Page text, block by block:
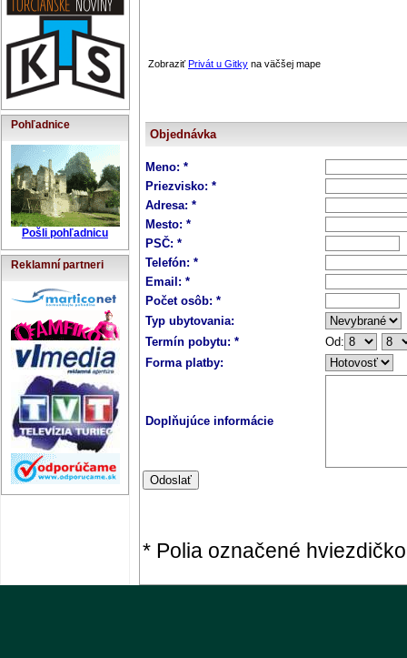
Pohľadnice
Pošli pohľadnicu
Reklamní partneri
ZobraziťPrivát u Gitky na väčšej mape
Objednávka
Meno: *
Priezvisko: *
Adresa: *
Mesto: *
PSČ: *
Telefón: *
Email: *
Počet osôb: *
Typ ubytovania:
Termín pobytu: *
Od:
Forma platby:
Doplňujúce informácie
* Polia označené